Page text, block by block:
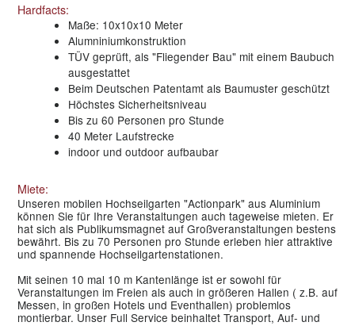
Hardfacts:
Maße: 10x10x10 Meter
Alumniniumkonstruktion
TÜV geprüft, als "Fliegender Bau" mit einem Baubuch
ausgestattet
Beim Deutschen Patentamt als Baumuster geschützt
Höchstes Sicherheitsniveau
Bis zu 60 Personen pro Stunde
40 Meter Laufstrecke
indoor und outdoor aufbaubar
Miete:
Unseren mobilen Hochseilgarten "Actionpark" aus Aluminium
können Sie für Ihre Veranstaltungen auch tageweise mieten. Er
hat sich als Publikumsmagnet auf Großveranstaltungen bestens
bewährt. Bis zu 70 Personen pro Stunde erleben hier attraktive
und spannende Hochseilgartenstationen.
Mit seinen 10 mal 10 m Kantenlänge ist er sowohl für
Veranstaltungen im Freien als auch in größeren Hallen ( z.B. auf
Messen, in großen Hotels und Eventhallen) problemlos
montierbar. Unser Full Service beinhaltet Transport, Auf- und